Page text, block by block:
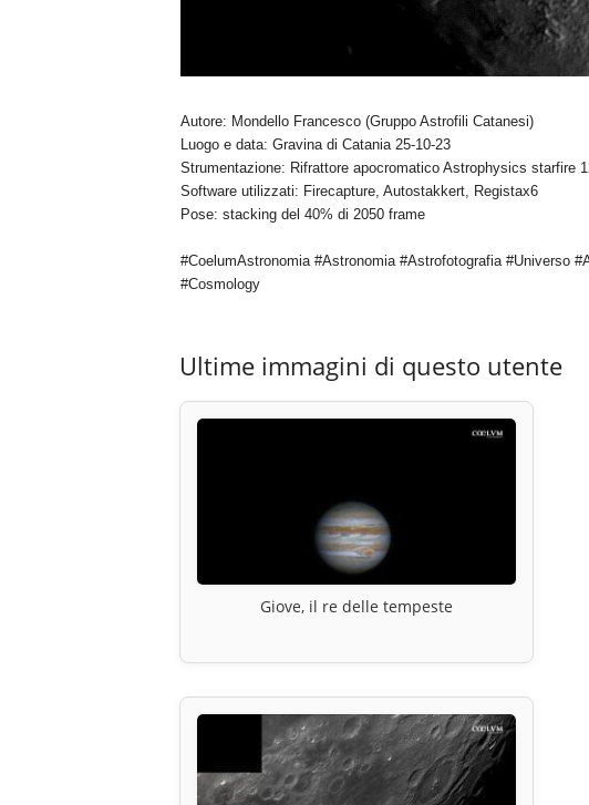
Autore: Mondello Francesco (Gruppo Astrofili Catanesi)
Luogo e data: Gravina di Catania 25-10-23
Strumentazione: Rifrattore apocromatico Astrophysics starfire
Software utilizzati: Firecapture, Autostakkert, Registax6
Pose: stacking del 40% di 2050 frame
#CoelumAstronomia #Astronomia #Astrofotografia #Universo
#Cosmology
Ultime immagini di questo utente
Giove, il re delle tempeste